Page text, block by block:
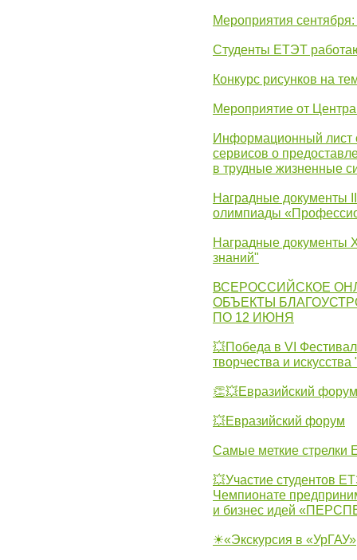
Мероприятия
Студенты ЕТЭТ
Конкурс рисунков на
Мероприятие от
Информационный лист
сервисов о
в трудные жизненные
Наградные документы
олимпиады
Наградные документы
знаний"
ВСЕРОССИЙСКОЕ
ОБЪЕКТЫ
ПО 12 ИЮНЯ
💥Победа в VI
творчества и
👏💥Евразийский форум
💥Евразийский форум
Самые меткие стрелки
💥Участие студентов
Чемпионате
и бизнес идей
☀«Экскурсия в «УрГАУ»